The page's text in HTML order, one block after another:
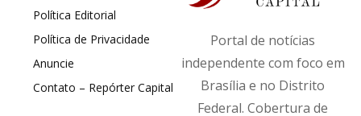
Política Editorial
Política de Privacidade
Anuncie
Contato – Repórter Capital
Portal de notícias
independente com foco em
Brasília e no Distrito
Federal. Cobertura de